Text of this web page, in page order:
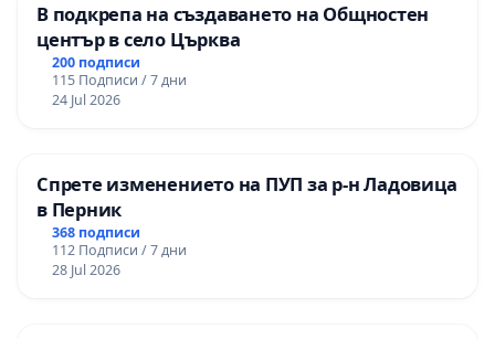
В подкрепа на създаването на Общностен
център в село Църква
200 подписи
115 Подписи / 7 дни
24 Jul 2026
Спрете изменението на ПУП за р-н Ладовица
в Перник
368 подписи
112 Подписи / 7 дни
28 Jul 2026